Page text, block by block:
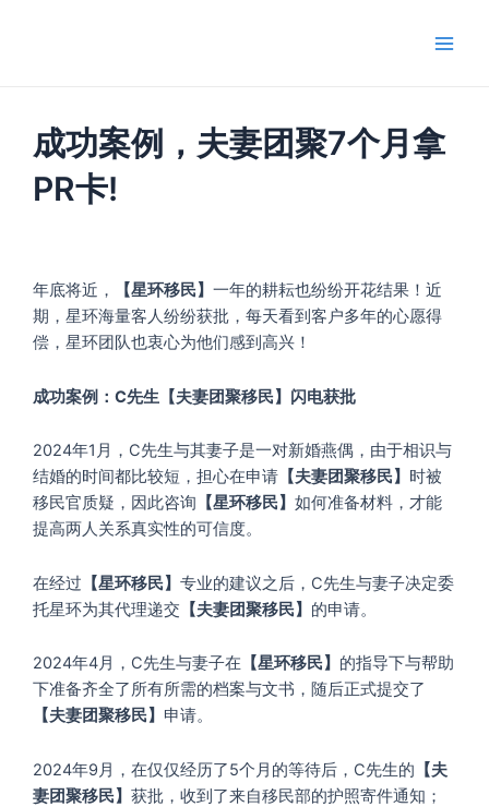
成功案例，夫妻团聚7个月拿
PR卡!
年底将近， 【星环移民】 一年的耕耘也纷纷开花结果！近
期，星环海量客人纷纷获批，每天看到客户多年的心愿得
偿，星环团队也衷心为他们感到高兴！
成功案例：C先生 【夫妻团聚移民】闪电获批
2024年1月，C先生与其妻子是一对新婚燕偶，由于相识与
结婚的时间都比较短，担心在申请 【夫妻团聚移民】 时被
移民官质疑，因此咨询 【星环移民】 如何准备材料，才能
提高两人关系真实性的可信度。
在经过 【星环移民】 专业的建议之后，C先生与妻子决定委
托星环为其代理递交 【夫妻团聚移民】 的申请。
2024年4月，C先生与妻子在 【星环移民】 的指导下与帮助
下准备齐全了所有所需的档案与文书，随后正式提交了
【夫妻团聚移民】 申请。
2024年9月，在仅仅经历了5个月的等待后，C先生的 【夫
妻团聚移民】 获批，收到了来自移民部的护照寄件通知；